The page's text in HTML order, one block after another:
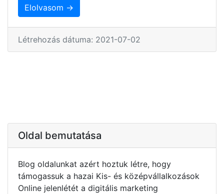
Elolvasom →
Létrehozás dátuma: 2021-07-02
Oldal bemutatása
Blog oldalunkat azért hoztuk létre, hogy
támogassuk a hazai Kis- és középvállalkozások
Online jelenlétét a digitális marketing